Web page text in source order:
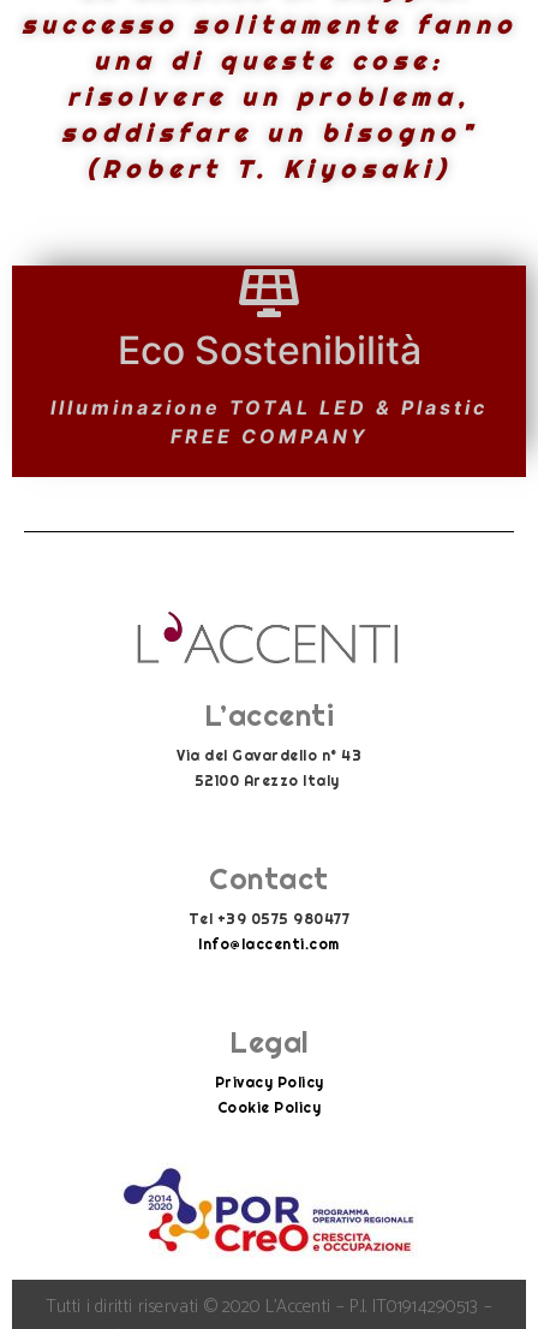
successo solitamente fanno
una di queste cose:
risolvere un problema,
soddisfare un bisogno"
(Robert T. Kiyosaki)
Eco Sostenibilità
Illuminazione TOTAL LED & Plastic
FREE COMPANY
Eco Sostenibilità
Depurazione e Riciclo ACQUE
PIOVANE
L’accenti
Via del Gavardello n° 43
52100 Arezzo Italy
Contact
Tel +39 0575 980477
Info@laccenti.com
Legal
Privacy Policy
Cookie Policy
Tutti i diritti riservati © 2020 L’Accenti – P.I. IT01914290513 –